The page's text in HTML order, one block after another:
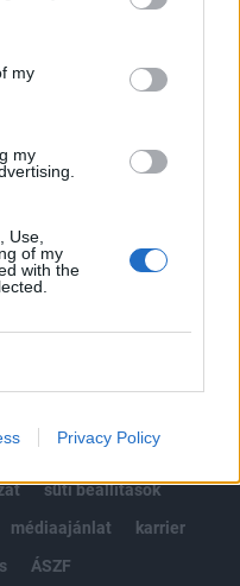
my
my
Use,
of my
with the
Privacy Policy
napon belüli
süti beállítások
médiaajánlat
karrier
ÁSZF